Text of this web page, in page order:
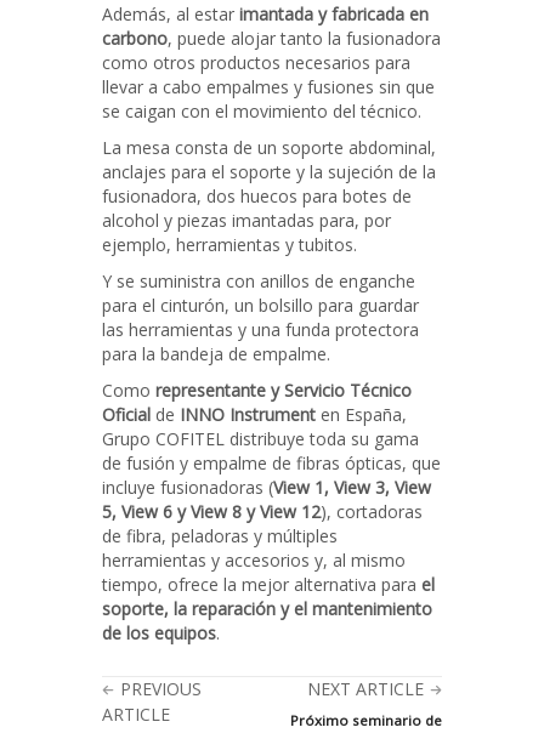
Además, al estar imantada y fabricada en
carbono, puede alojar tanto la fusionadora
como otros productos necesarios para
llevar a cabo empalmes y fusiones sin que
se caigan con el movimiento del técnico.
La mesa consta de un soporte abdominal,
anclajes para el soporte y la sujeción de la
fusionadora, dos huecos para botes de
alcohol y piezas imantadas para, por
ejemplo, herramientas y tubitos.
Y se suministra con anillos de enganche
para el cinturón, un bolsillo para guardar
las herramientas y una funda protectora
para la bandeja de empalme.
Como representante y Servicio Técnico
Oficial de INNO Instrument en España,
Grupo COFITEL distribuye toda su gama
de fusión y empalme de fibras ópticas, que
incluye fusionadoras (View 1, View 3, View
5, View 6 y View 8 y View 12), cortadoras
de fibra, peladoras y múltiples
herramientas y accesorios y, al mismo
tiempo, ofrece la mejor alternativa para el
soporte, la reparación y el mantenimiento
de los equipos.
PREVIOUS
ARTICLE
NEXT ARTICLE
Próximo seminario de